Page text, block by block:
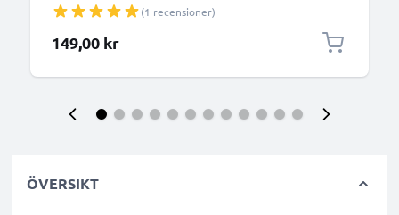
(1 recensioner)
149,00 kr
ÖVERSIKT